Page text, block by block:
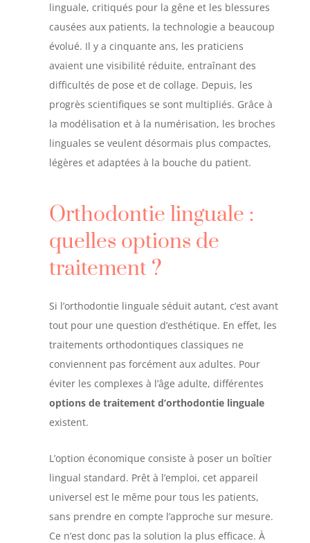
linguale, critiqués pour la gêne et les blessures
causées aux patients, la technologie a beaucoup
évolué. Il y a cinquante ans, les praticiens
avaient une visibilité réduite, entraînant des
difficultés de pose et de collage. Depuis, les
progrès scientifiques se sont multipliés. Grâce à
la modélisation et à la numérisation, les broches
linguales se veulent désormais plus compactes,
légères et adaptées à la bouche du patient.
Orthodontie linguale :
quelles options de
traitement ?
Si l’orthodontie linguale séduit autant, c’est avant
tout pour une question d’esthétique. En effet, les
traitements orthodontiques classiques ne
conviennent pas forcément aux adultes. Pour
éviter les complexes à l’âge adulte, différentes
options de traitement d’orthodontie linguale
existent.
L’option économique consiste à poser un boîtier
lingual standard. Prêt à l’emploi, cet appareil
universel est le même pour tous les patients,
sans prendre en compte l’approche sur mesure.
Ce n’est donc pas la solution la plus efficace. À